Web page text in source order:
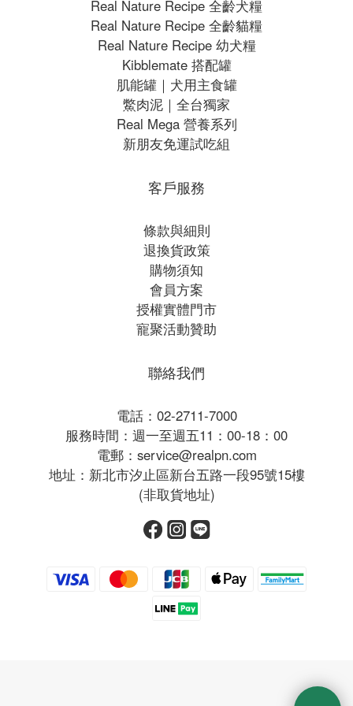
Real Nature Recipe 全齡犬糧
Real Nature Recipe 全齡貓糧
Real Nature Recipe 幼犬糧
Kibblemate 搭配罐
肌能罐｜犬用主食罐
鱉肉泥｜全台獨家
Real Mega 營養系列
新朋友免運試吃組
客戶服務
條款與細則
退換貨政策
購物須知
會員方案
授權實體門市
寵聚活動贊助
聯絡我們
電話：02-2711-7000
服務時間：週一至週五11：00-18：00
電郵：service@realpn.com
地址：新北市汐止區新台五路一段95號15樓
(非取貨地址)